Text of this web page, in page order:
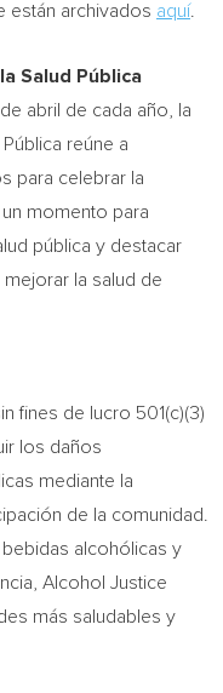
están archivados aquí
Salud Pública
abril de cada año, la
reúne a
para celebrar la
momento para
pública y destacar
la salud de
fines de lucro 501(c)(3)
los daños
mediante la
de la comunidad.
alcohólicas y
Alcohol Justice
más saludables y